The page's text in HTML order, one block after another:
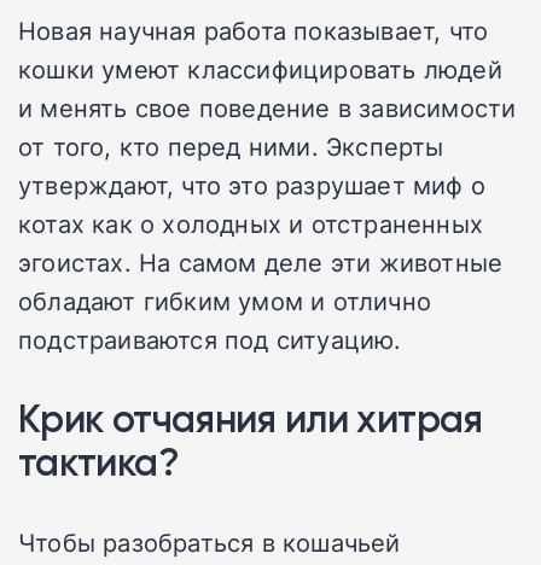
Новая научная работа показывает, что
кошки умеют классифицировать людей
и менять свое поведение в зависимости
от того, кто перед ними. Эксперты
утверждают, что это разрушает миф о
котах как о холодных и отстраненных
эгоистах. На самом деле эти животные
обладают гибким умом и отлично
подстраиваются под ситуацию.
Крик отчаяния или хитрая
тактика?
Чтобы разобраться в кошачьей